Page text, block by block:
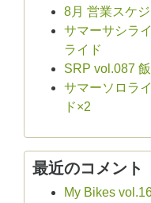
8月 営業スケ
サマーサシラ
ライド
SRP vol.087
サマーソロラ
ド×2
最近のコメント
My Bikes